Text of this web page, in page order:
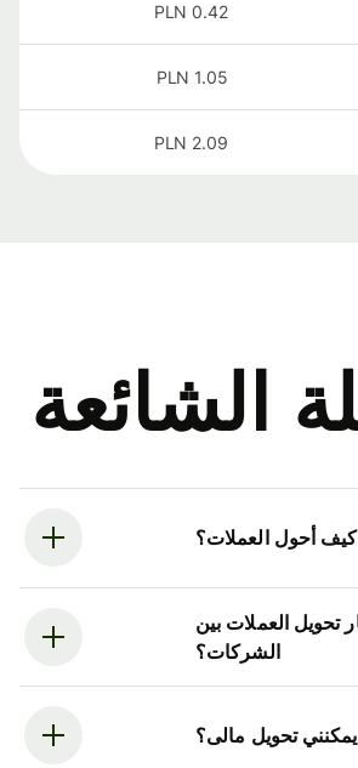
0.42
PLN
1.05
PLN
2.09
PLN
الشائعة
أحول العملات؟
العملات بين
الشركات؟
تحويل مالى؟